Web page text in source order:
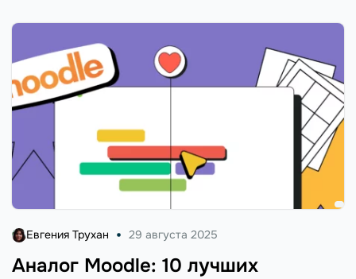
Аналог Moodle: 10 лучших
Евгения Трухан 29 августа 2025